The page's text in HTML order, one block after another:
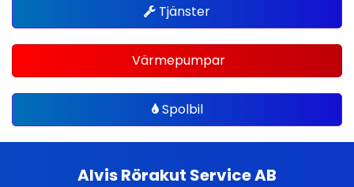
Tjänster
Värmepumpar
Spolbil
Alvis Rörakut Service AB